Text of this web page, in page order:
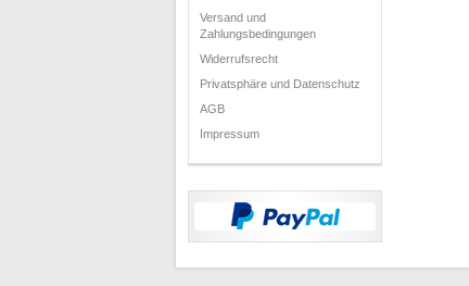
Versand und
Zahlungsbedingungen
Widerrufsrecht
Privatsphäre und Datenschutz
AGB
Impressum